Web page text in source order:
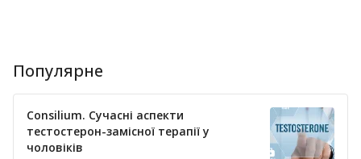
Популярне
Consilium. Сучасні аспекти
тестостерон-замісної терапії у
чоловіків